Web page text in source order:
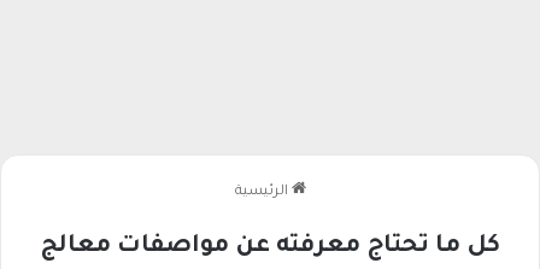
الرئيسية
كل ما تحتاج معرفته عن مواصفات معالج